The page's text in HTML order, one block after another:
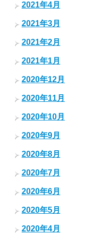
2021年4月
2021年3月
2021年2月
2021年1月
2020年12月
2020年11月
2020年10月
2020年9月
2020年8月
2020年7月
2020年6月
2020年5月
2020年4月